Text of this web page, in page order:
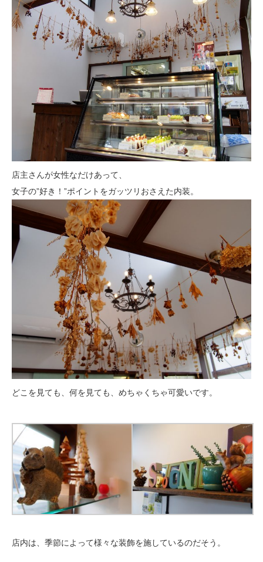
店主さんが女性なだけあって、
女子の”好き！”ポイントをガッツリおさえた内装。
どこを見ても、何を見ても、めちゃくちゃ可愛いです。
店内は、季節によって様々な装飾を施しているのだそう。